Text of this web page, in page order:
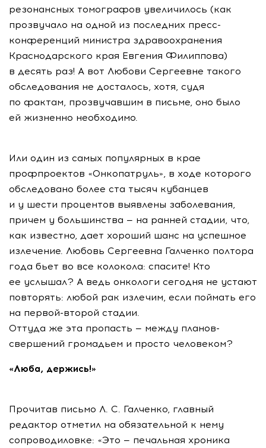
резонансных томографов увеличилось (как
прозвучало на одной из последних пресс-
конференций министра здравоохранения
Краснодарского края Евгения Филиппова)
в десять раз! А вот Любови Сергеевне такого
обследования не досталось, хотя, судя
по фактам, прозвучавшим в письме, оно было
ей жизненно необходимо.
Или один из самых популярных в крае
профпроектов «Онкопатруль», в ходе которого
обследовано более ста тысяч кубанцев
и у шести процентов выявлены заболевания,
причем у большинства — на ранней стадии, что,
как известно, дает хороший шанс на успешное
излечение. Любовь Сергеевна Галченко полтора
года бьет во все колокола: спасите! Кто
ее услышал? А ведь онкологи сегодня не устают
повторять: любой рак излечим, если поймать его
на первой-второй стадии.
Оттуда же эта пропасть — между планов-
свершений громадьем и просто человеком?
«Люба, держись!»
Прочитав письмо Л. С. Галченко, главный
редактор отметил на обязательной к нему
сопроводиловке: «Это — печальная хроника